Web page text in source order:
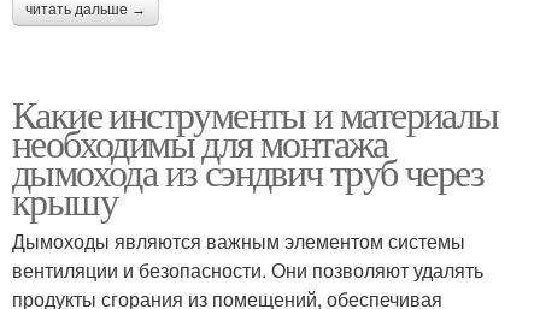
читать дальше →
Какие инструменты и материалы
необходимы для монтажа
дымохода из сэндвич труб через
крышу
Дымоходы являются важным элементом системы
вентиляции и безопасности. Они позволяют удалять
продукты сгорания из помещений, обеспечивая